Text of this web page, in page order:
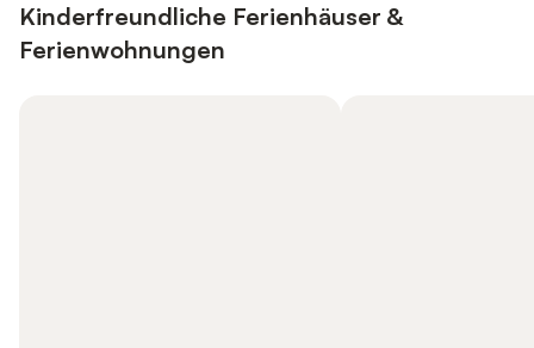
Kinderfreundliche Ferienhäuser &
Ferienwohnungen